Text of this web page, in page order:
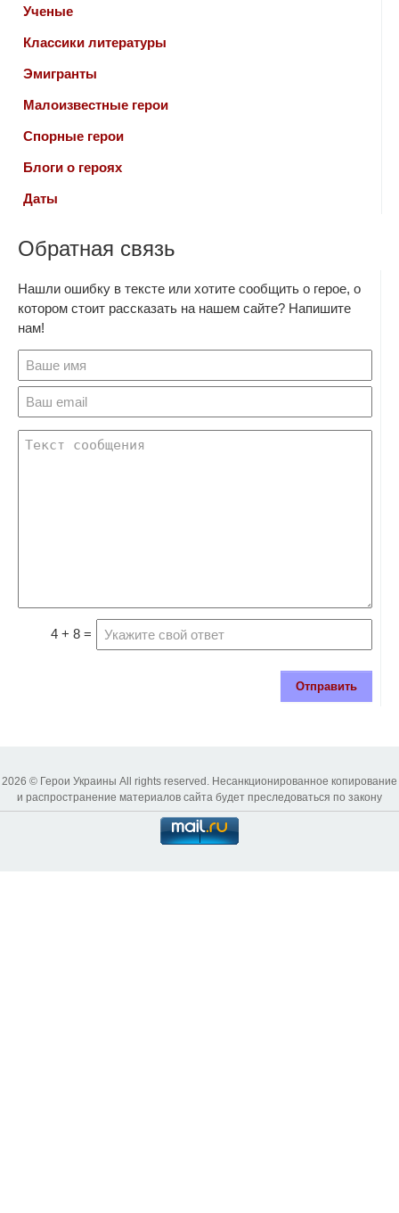
Ученые
Классики литературы
Эмигранты
Малоизвестные герои
Спорные герои
Блоги о героях
Даты
Обратная связь
Нашли ошибку в тексте или хотите сообщить о герое, о
котором стоит рассказать на нашем сайте? Напишите
нам!
4 + 8 =
Отправить
2026 © Герои Украины All rights reserved. Несанкционированное копирование
и распространение материалов сайта будет преследоваться по закону